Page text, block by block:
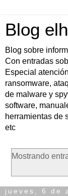
Blog
Blog sobre
Con entradas
Especial
ransomware,
de malware y
software,
herramientas de
etc
Mostrando
jueves, 6 de